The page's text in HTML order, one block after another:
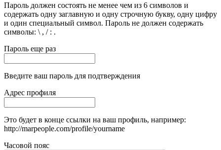
Пароль должен состоять не менее чем из 6 символов и
содержать одну заглавную и одну строчную букву, одну цифру
и один специальный символ. Пароль не должен содержать
символы: \ , / : .
Пароль еще раз
Введите ваш пароль для подтверждения
Адрес профиля
Это будет в конце ссылки на ваш профиль, например:
http://marpeople.com/profile/yourname
Часовой пояс